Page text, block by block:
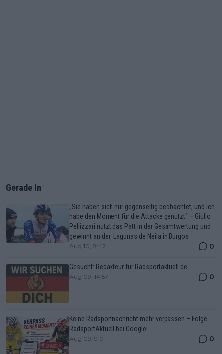
Gerade In
„Sie haben sich nur gegenseitig beobachtet, und ich
habe den Moment für die Attacke genutzt“ – Giulio
Pellizzari nutzt das Patt in der Gesamtwertung und
gewinnt an den Lagunas de Neila in Burgos
Aug 10, 8:42 0
Gesucht: Redakteur für Radsportaktuell.de
Aug 09, 14:57 0
Keine Radsportnachricht mehr verpassen – Folge
RadsportAktuell bei Google!
Aug 09, 9:01 0